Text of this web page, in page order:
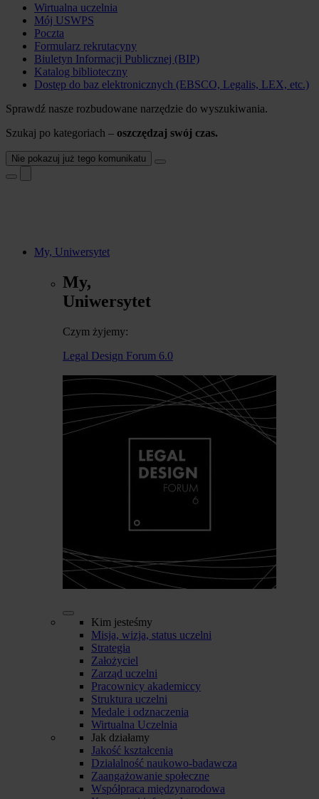
Wirtualna uczelnia
Mój USWPS
Poczta
Formularz rekrutacyny
Biuletyn Informacji Publicznej (BIP)
Katalog biblioteczny
Dostęp do baz elektronicznych (EBSCO, Legalis, LEX, etc.)
Sprawdź nasze rozbudowane narzędzie do wyszukiwania.
Szukaj po kategoriach – oszczędzaj swój czas.
Nie pokazuj już tego komunikatu
My, Uniwersytet
My,
Uniwersytet
Czym żyjemy:
Legal Design Forum 6.0
Kim jesteśmy
Misja, wizja, status uczelni
Strategia
Założyciel
Zarząd uczelni
Pracownicy akademiccy
Struktura uczelni
Medale i odznaczenia
Wirtualna Uczelnia
Jak działamy
Jakość kształcenia
Działalność naukowo-badawcza
Zaangażowanie społeczne
Współpraca międzynarodowa